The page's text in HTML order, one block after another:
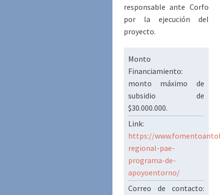
responsable ante Corfo
por la ejecución del
proyecto.
Monto
Financiamiento:
monto máximo de
subsidio de
$30.000.000.
Link:
https://
regional-pae-
programa-de-
apoyoentorno/
Correo de contacto: